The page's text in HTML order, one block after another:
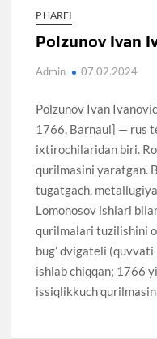
P HARFI
Polzunov Ivan
Admin 07.02.2024
Polzunov Ivan
1766, Barnaul] — rus
ixtirochilaridan biri.
qurilmasini yaratgan.
tugatgach,
Lomonosov ishlari
qurilmalari tuzilishini
bug’ dvigateli
ishlab chiqqan; 1766
issiqlikkuch